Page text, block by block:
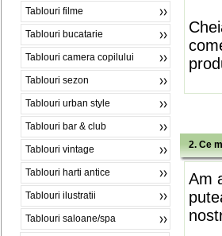
Tablouri filme
Tablouri bucatarie
Tablouri camera copilului
Tablouri sezon
Tablouri urban style
Tablouri bar & club
Tablouri vintage
Tablouri harti antice
Tablouri ilustratii
Tablouri saloane/spa
2. Ce
Am